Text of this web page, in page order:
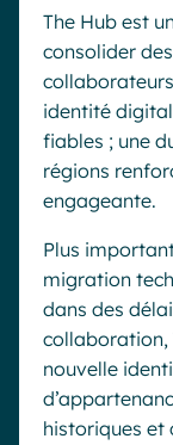
The Hub est
consolider
identité
fiables ; une
régions
engageante.
Plus
migration
dans des
collaboration,
nouvelle
historiques et